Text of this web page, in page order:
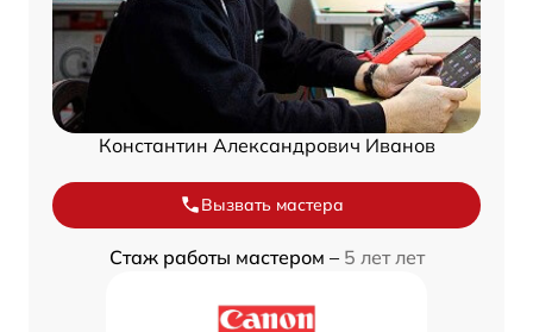
Константин Александрович Иванов
Вызвать мастера
Стаж работы мастером – 5 лет лет